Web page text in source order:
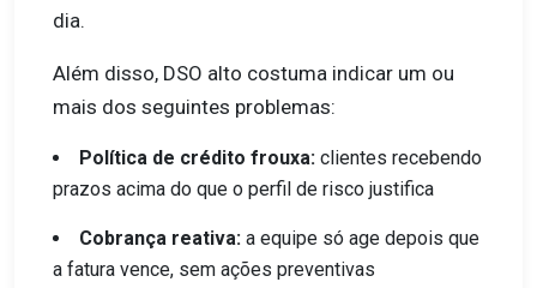
dia.
Além disso, DSO alto costuma indicar um ou
mais dos seguintes problemas:
Política de crédito frouxa: clientes recebendo
prazos acima do que o perfil de risco justifica
Cobrança reativa: a equipe só age depois que
a fatura vence, sem ações preventivas